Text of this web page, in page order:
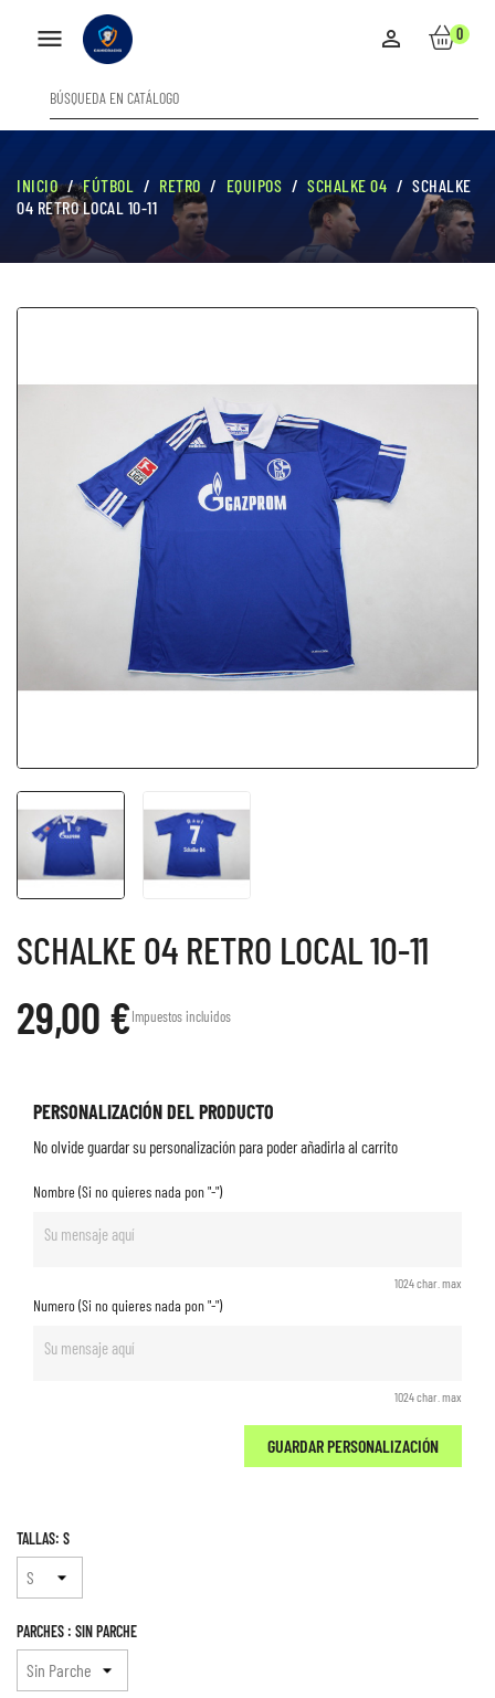
 0

INICIO FÚTBOL RETRO EQUIPOS SCHALKE 04
SCHALKE
04 RETRO LOCAL 10-11
SCHALKE 04 RETRO LOCAL 10-11
29,00 €Impuestos incluidos
PERSONALIZACIÓN DEL PRODUCTO
No olvide guardar su personalización para poder añadirla al carrito
Nombre (Si no quieres nada pon "-")
1024 char. max
Numero (Si no quieres nada pon "-")
1024 char. max
GUARDAR PERSONALIZACIÓN
TALLAS: S
PARCHES : SIN PARCHE